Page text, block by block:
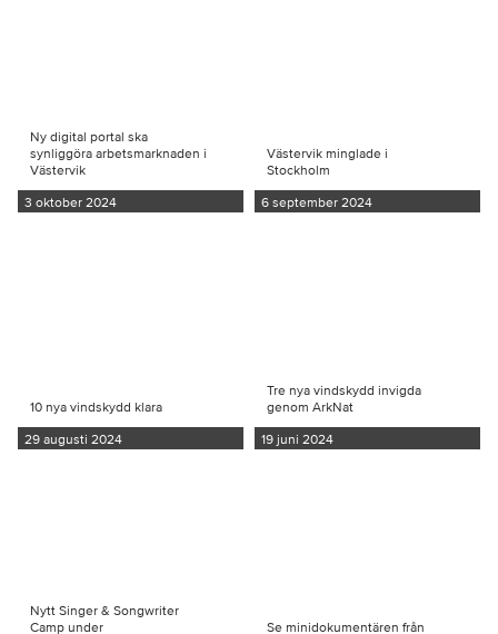
Ny digital portal ska
synliggöra arbetsmarknaden i
Västervik
3 oktober 2024
Västervik minglade i
Stockholm
6 september 2024
10 nya vindskydd klara
29 augusti 2024
Tre nya vindskydd invigda
genom ArkNat
19 juni 2024
Nytt Singer & Songwriter
Camp under
Se minidokumentären från